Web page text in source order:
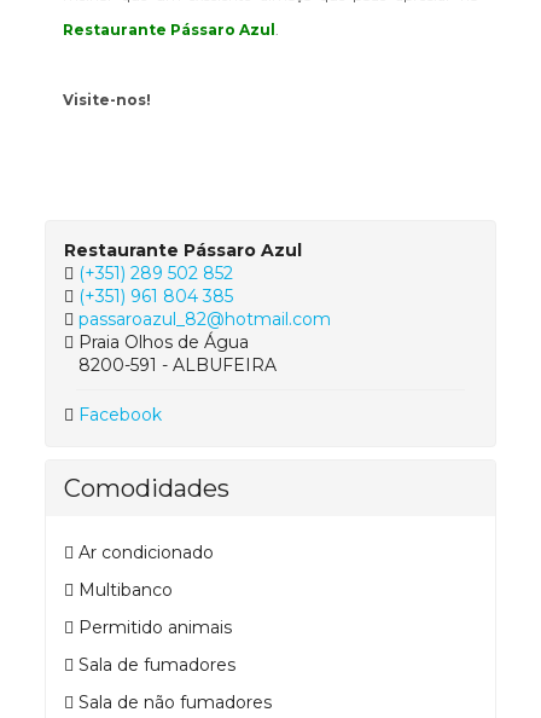
Restaurante Pássaro Azul.
Visite-nos!
Restaurante Pássaro Azul
(+351) 289 502 852
(+351) 961 804 385
passaroazul_82@hotmail.com
Praia Olhos de Água
8200-591 - ALBUFEIRA
Facebook
Comodidades
Ar condicionado
Multibanco
Permitido animais
Sala de fumadores
Sala de não fumadores